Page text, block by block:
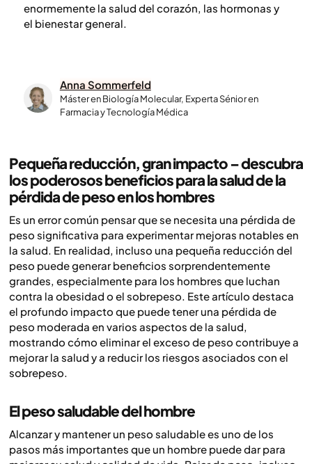
enormemente la salud del corazón, las hormonas y
el bienestar general.
Anna Sommerfeld
Máster en Biología Molecular, Experta Sénior en
Farmacia y Tecnología Médica
Pequeña reducción, gran impacto – descubra
los poderosos beneficios para la salud de la
pérdida de peso en los hombres
Es un error común pensar que se necesita una pérdida de
peso significativa para experimentar mejoras notables en
la salud. En realidad, incluso una pequeña reducción del
peso puede generar beneficios sorprendentemente
grandes, especialmente para los hombres que luchan
contra la obesidad o el sobrepeso. Este artículo destaca
el profundo impacto que puede tener una pérdida de
peso moderada en varios aspectos de la salud,
mostrando cómo eliminar el exceso de peso contribuye a
mejorar la salud y a reducir los riesgos asociados con el
sobrepeso.
El peso saludable del hombre
Alcanzar y mantener un peso saludable es uno de los
pasos más importantes que un hombre puede dar para